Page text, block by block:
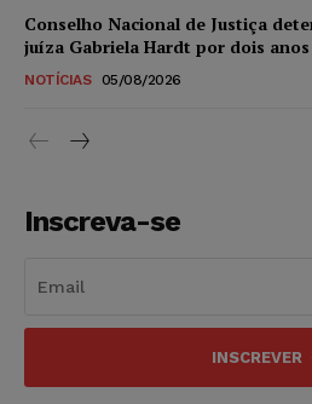
Conselho Nacional de Justiça
juíza Gabriela Hardt por dois anos
NOTÍCIAS 05/08/2026
Inscreva-se
INSCREVER